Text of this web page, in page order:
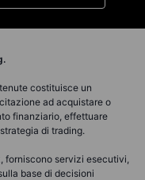
costituisce un
ad acquistare o
finanziario, effettuare
di trading.
forniscono servizi esecutivi,
base di decisioni